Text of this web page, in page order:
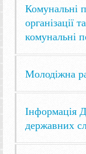
Комунальні
організації
комунальні
Молодіжна
державних